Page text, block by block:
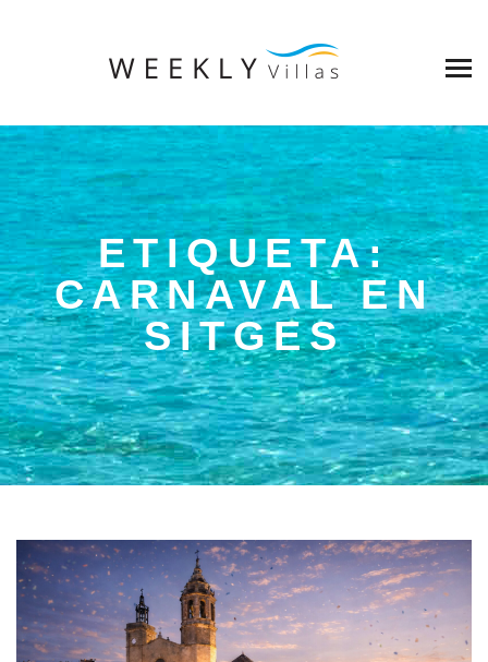
ETIQUETA:
CARNAVAL EN
SITGES